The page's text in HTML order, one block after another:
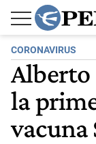
CORONAVIRUS
Alberto
la
vacuna